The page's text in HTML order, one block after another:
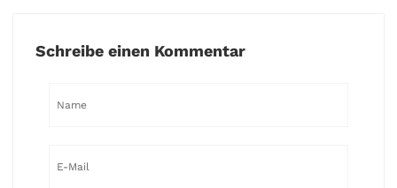
Schreibe einen Kommentar